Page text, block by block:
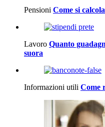
Pensioni Come si
Lavoro Quanto
suora
Informazioni utili Come